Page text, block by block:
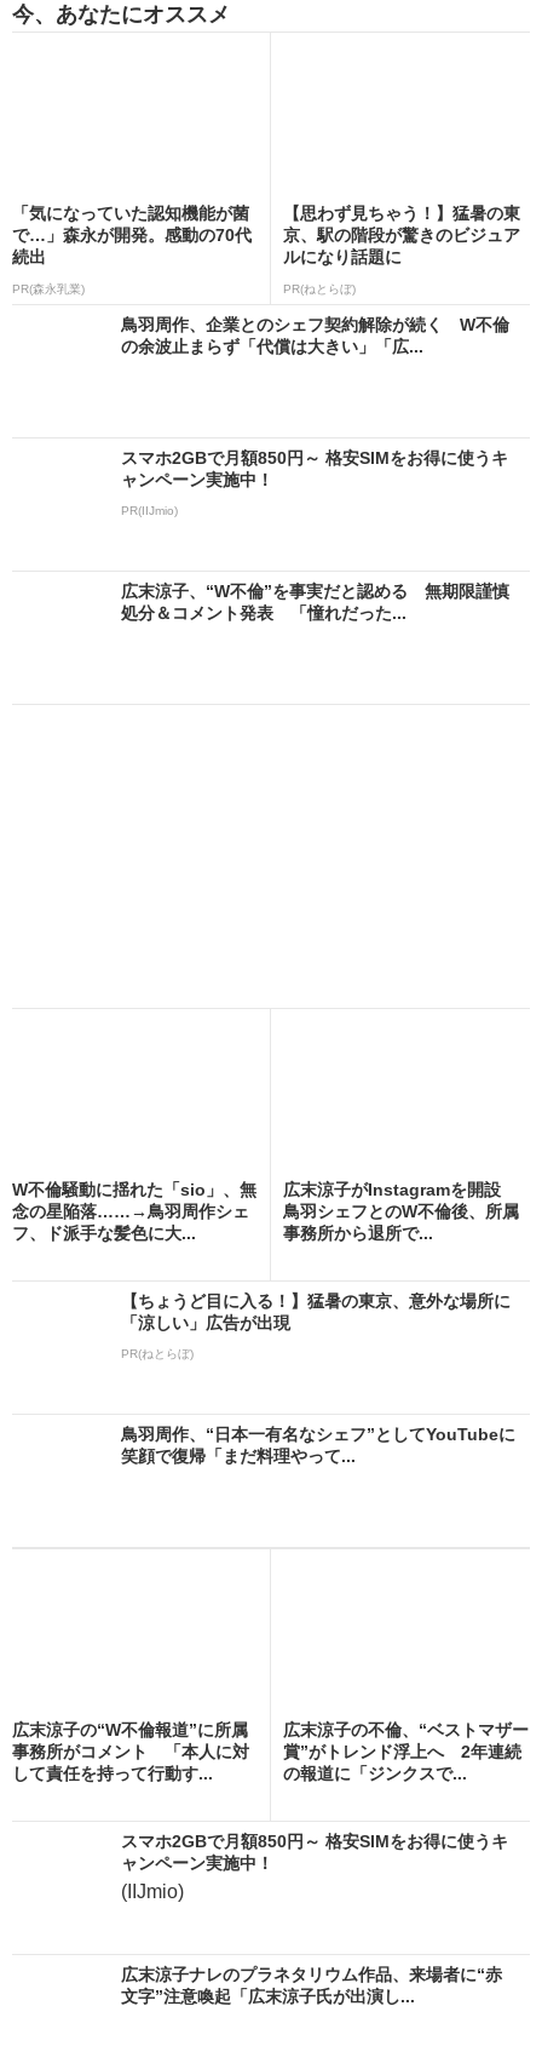
今、あなたにオススメ
「気になっていた認知機能が菌
で…」森永が開発。感動の70代
続出
PR(森永乳業)
【思わず見ちゃう！】猛暑の東
京、駅の階段が驚きのビジュア
ルになり話題に
PR(ねとらぼ)
鳥羽周作、企業とのシェフ契約解除が続く W不倫
の余波止まらず「代償は大きい」「広...
スマホ2GBで月額850円～ 格安SIMをお得に使うキ
ャンペーン実施中！
PR(IIJmio)
広末涼子、“W不倫”を事実だと認める 無期限謹慎
処分＆コメント発表 「憧れだった...
W不倫騒動に揺れた「sio」、無
念の星陥落……→鳥羽周作シェ
フ、ド派手な髪色に大...
広末涼子がInstagramを開設
鳥羽シェフとのW不倫後、所属
事務所から退所で...
【ちょうど目に入る！】猛暑の東京、意外な場所に
「涼しい」広告が出現
PR(ねとらぼ)
鳥羽周作、“日本一有名なシェフ”としてYouTubeに
笑顔で復帰「まだ料理やって...
広末涼子の“W不倫報道”に所属
事務所がコメント 「本人に対
して責任を持って行動す...
広末涼子の不倫、“ベストマザー
賞”がトレンド浮上へ 2年連続
の報道に「ジンクスで...
スマホ2GBで月額850円～ 格安SIMをお得に使うキ
ャンペーン実施中！
(IIJmio)
広末涼子ナレのプラネタリウム作品、来場者に“赤
文字”注意喚起「広末涼子氏が出演し...